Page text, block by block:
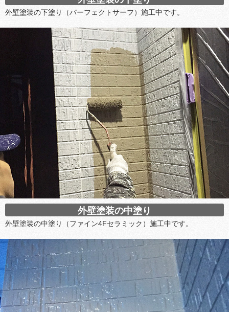
外壁塗装の下塗り（パーフェクトサーフ）施工中です。
外壁塗装の中塗り
外壁塗装の中塗り（ファイン4Fセラミック）施工中です。